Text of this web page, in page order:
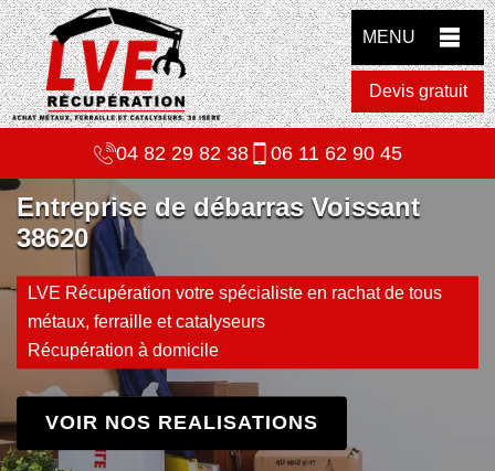
MENU
Devis gratuit
04 82 29 82 38 06 11 62 90 45
Entreprise de débarras Voissant
38620
LVE Récupération votre spécialiste en rachat de tous
métaux, ferraille et catalyseurs
Récupération à domicile
VOIR NOS REALISATIONS